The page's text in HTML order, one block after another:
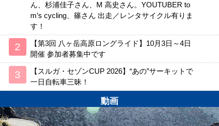
ん、杉浦佳子さん、M 高史さん。YOUTUBER to
m’s cycling、篠さん 出走／レンタサイクル有りま
す！
【第3回 八ヶ岳高原ロングライド】10月3日～4日
開催 参加者募集中です
【スルガ・セゾンCUP 2026】“あの”サーキットで
一日自転車三昧！
動画